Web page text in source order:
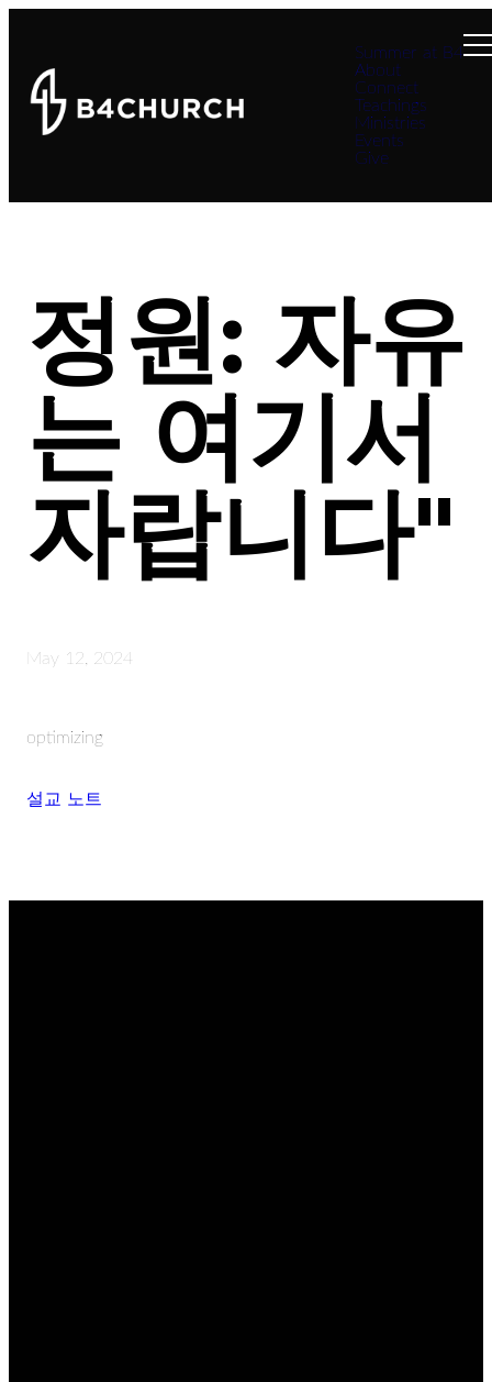
Summer at B4
About
Connect
Teachings
Ministries
Events
Give
정원: 자유
는 여기서
자랍니다"
May 12, 2024
optimizing
설교 노트